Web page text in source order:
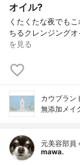
オイル?
くたくたな夜でも
ちるクレンジングオイ
を見る
カウブラン
無添加メイ
元美容部員
mawa.